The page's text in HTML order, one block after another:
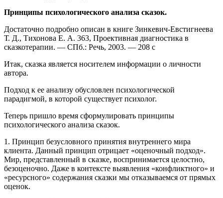
Принципы психологического анализа сказок.
Достаточно подробно описан в книге Зинкевич-Евстигнеева
Т. Д., Тихонова Е. А. 363, Проективная диагностика в
сказкотерапии. — СПб.: Речь, 2003. — 208 с
Итак, сказка является носителем информации о личности
автора.
Подход к ее анализу обусловлен психологической
парадигмой, в которой существует психолог.
Теперь пришло время сформулировать принципы
психологического анализа сказок.
1. Принцип безусловного принятия внутреннего мира
клиента. Данный принцип отрицает «оценочный подход».
Мир, представленный в сказке, воспринимается целостно,
безоценочно. Даже в контексте выявления «конфликтного» и
«ресурсного» содержания сказки мы отказываемся от прямых
оценок.